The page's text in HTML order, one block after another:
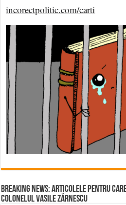
incorectpolitic.com/carti
BREAKING NEWS: ARTICOLELE PENTRU
COLONELUL VASILE ZĂRNESCU